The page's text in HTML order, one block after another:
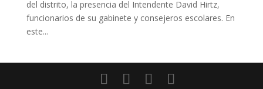
del distrito, la presencia del Intendente David Hirtz,
funcionarios de su gabinete y consejeros escolares. En
este...